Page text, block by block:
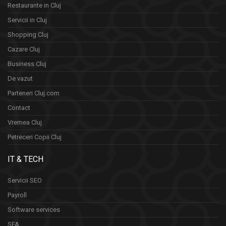
Restaurante in Cluj
Servicii in Cluj
Shopping Cluj
Cazare Cluj
Business Cluj
De vazut
Parteneri Cluj.com
Contact
Vremea Cluj
Petreceri Copii Cluj
IT & TECH
Servicii SEO
Payroll
Software services
SFA